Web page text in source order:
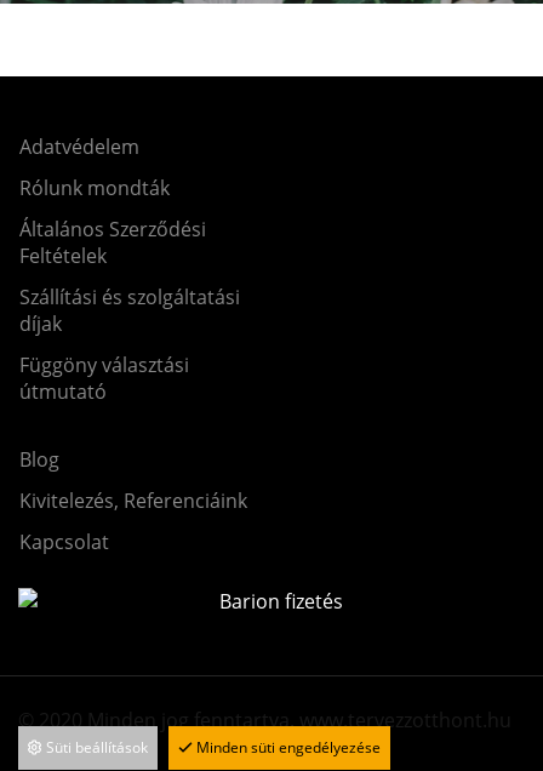
Adatvédelem
Rólunk mondták
Általános Szerződési
Feltételek
Szállítási és szolgáltatási
díjak
Függöny választási
útmutató
Blog
Kivitelezés, Referenciáink
Kapcsolat
© 2020 Minden jog fenntartva. www.tervezzotthont.hu
Süti beállítások Minden süti engedélyezése